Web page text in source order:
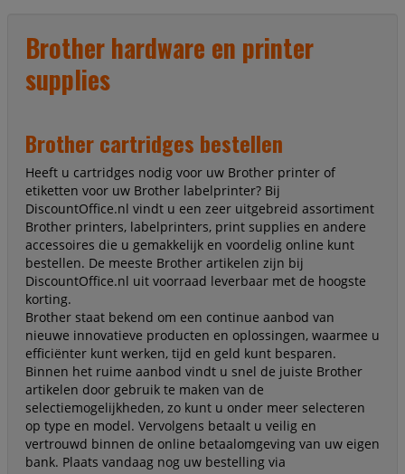
Brother hardware en printer
supplies
Brother cartridges bestellen
Heeft u cartridges nodig voor uw Brother printer of
etiketten voor uw Brother labelprinter? Bij
DiscountOffice.nl vindt u een zeer uitgebreid assortiment
Brother printers, labelprinters, print supplies en andere
accessoires die u gemakkelijk en voordelig online kunt
bestellen. De meeste Brother artikelen zijn bij
DiscountOffice.nl uit voorraad leverbaar met de hoogste
korting.
Brother staat bekend om een continue aanbod van
nieuwe innovatieve producten en oplossingen, waarmee u
efficiënter kunt werken, tijd en geld kunt besparen.
Binnen het ruime aanbod vindt u snel de juiste Brother
artikelen door gebruik te maken van de
selectiemogelijkheden, zo kunt u onder meer selecteren
op type en model. Vervolgens betaalt u veilig en
vertrouwd binnen de online betaalomgeving van uw eigen
bank. Plaats vandaag nog uw bestelling via